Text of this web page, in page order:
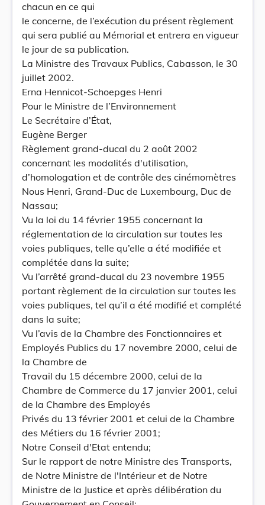
chacun en ce qui
le concerne, de l’exécution du présent règlement
qui sera publié au Mémorial et entrera en vigueur
le jour de sa publication.
La Ministre des Travaux Publics, Cabasson, le 30
juillet 2002.
Erna Hennicot-Schoepges Henri
Pour le Ministre de l’Environnement
Le Secrétaire d’État,
Eugène Berger
Règlement grand-ducal du 2 août 2002
concernant les modalités d'utilisation,
d’homologation et de contrôle des cinémomètres
Nous Henri, Grand-Duc de Luxembourg, Duc de
Nassau;
Vu la loi du 14 février 1955 concernant la
réglementation de la circulation sur toutes les
voies publiques, telle qu’elle a été modifiée et
complétée dans la suite;
Vu l’arrêté grand-ducal du 23 novembre 1955
portant règlement de la circulation sur toutes les
voies publiques, tel qu’il a été modifié et complété
dans la suite;
Vu l’avis de la Chambre des Fonctionnaires et
Employés Publics du 17 novembre 2000, celui de
la Chambre de
Travail du 15 décembre 2000, celui de la
Chambre de Commerce du 17 janvier 2001, celui
de la Chambre des Employés
Privés du 13 février 2001 et celui de la Chambre
des Métiers du 16 février 2001;
Notre Conseil d'Etat entendu;
Sur le rapport de notre Ministre des Transports,
de Notre Ministre de l'Intérieur et de Notre
Ministre de la Justice et après délibération du